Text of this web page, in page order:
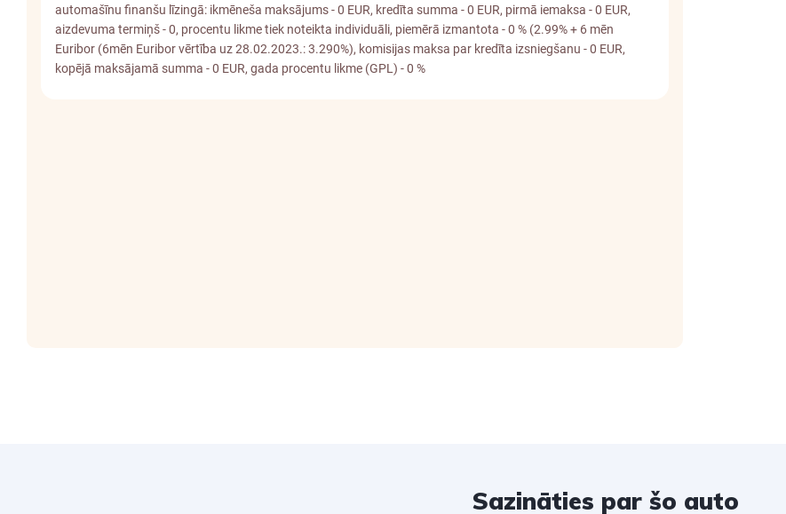
Sazināties par šo auto